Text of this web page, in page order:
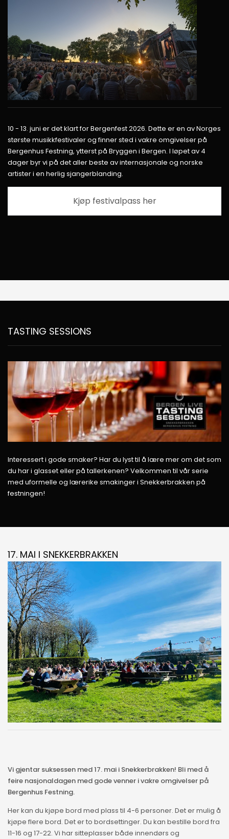
10 - 13. juni er det klart for Bergenfest 2026. Dette er en av Norges
største musikkfestivaler og finner sted i vakre omgivelser på
Bergenhus Festning, ytterst på Bryggen i Bergen. I løpet av 4
dager byr vi på det aller beste av internasjonale og norske
artister i en herlig sjangerblanding.
Kjøp festivalpass her
TASTING SESSIONS
Interessert i gode smaker? Har du lyst til å lære mer om det som
du har i glasset eller på tallerkenen? Velkommen til vår serie
med uformelle og lærerike smakinger i Snekkerbrakken på
festningen!
17. MAI I SNEKKERBRAKKEN
Vi gjentar suksessen med 17. mai i Snekkerbrakken! Bli med å
feire nasjonaldagen med gode venner i vakre omgivelser på
Bergenhus Festning.
Her kan du kjøpe bord med plass til 4-6 personer. Det er mulig å
kjøpe flere bord. Det er to bordsettinger. Du kan bestille bord fra
11-16 og 17-22. Vi har sitteplasser både innendørs og